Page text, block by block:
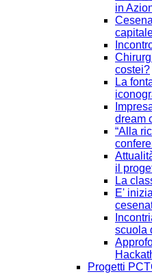
in
costei?
La
dream
“Alla
il
La
E'
scuola
Progetti